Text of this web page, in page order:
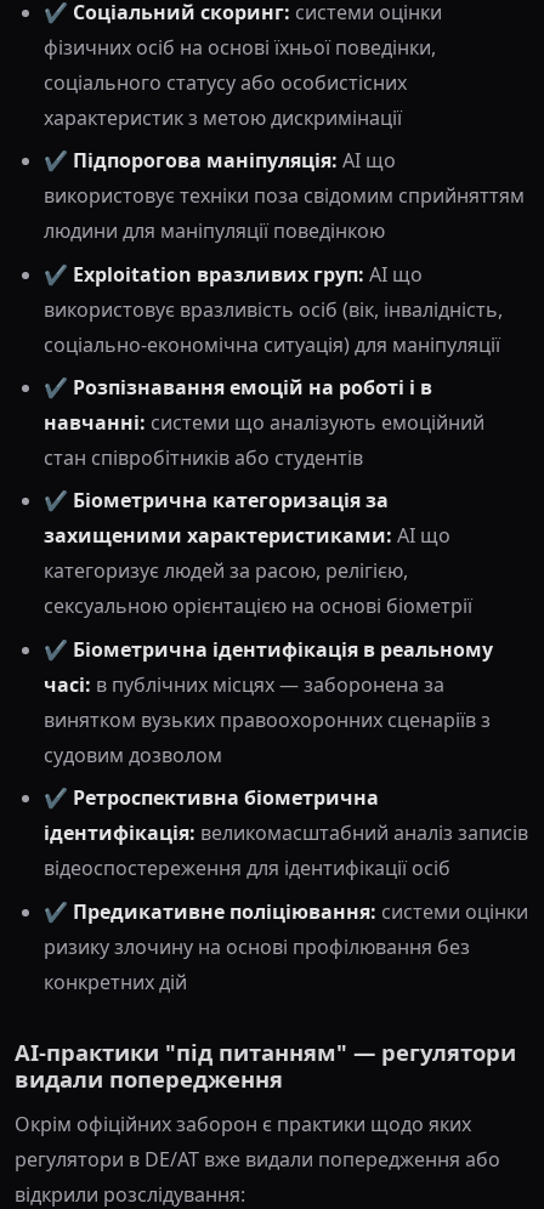
✔️ Соціальний скоринг: системи оцінки
фізичних осіб на основі їхньої поведінки,
соціального статусу або особистісних
характеристик з метою дискримінації
✔️ Підпорогова маніпуляція: AI що
використовує техніки поза свідомим сприйняттям
людини для маніпуляції поведінкою
✔️ Exploitation вразливих груп: AI що
використовує вразливість осіб (вік, інвалідність,
соціально-економічна ситуація) для маніпуляції
✔️ Розпізнавання емоцій на роботі і в
навчанні: системи що аналізують емоційний
стан співробітників або студентів
✔️ Біометрична категоризація за
захищеними характеристиками: AI що
категоризує людей за расою, релігією,
сексуальною орієнтацією на основі біометрії
✔️ Біометрична ідентифікація в реальному
часі: в публічних місцях — заборонена за
винятком вузьких правоохоронних сценаріїв з
судовим дозволом
✔️ Ретроспективна біометрична
ідентифікація: великомасштабний аналіз записів
відеоспостереження для ідентифікації осіб
✔️ Предикативне поліціювання: системи оцінки
ризику злочину на основі профілювання без
конкретних дій
AI-практики "під питанням" — регулятори
видали попередження
Окрім офіційних заборон є практики щодо яких
регулятори в DE/AT вже видали попередження або
відкрили розслідування: